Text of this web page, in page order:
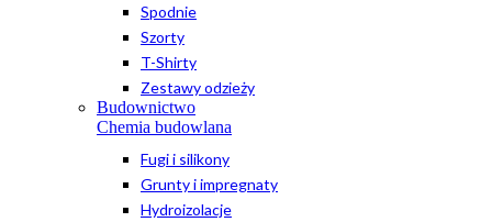
Spodnie
Szorty
T-Shirty
Zestawy odzieży
Budownictwo
Chemia budowlana
Fugi i silikony
Grunty i impregnaty
Hydroizolacje